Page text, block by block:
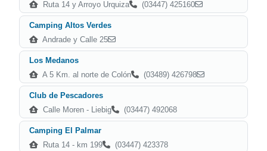
Ruta 14 y Arroyo Urquiza
(03447) 425160
Camping Altos Verdes
Andrade y Calle 25
Los Medanos
A 5 Km. al norte de Colón
(03489) 426798
Club de Pescadores
Calle Moren - Liebig
(03447) 492068
Camping El Palmar
Ruta 14 - km 199
(03447) 423378